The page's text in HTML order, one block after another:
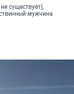
существует),
мужчина